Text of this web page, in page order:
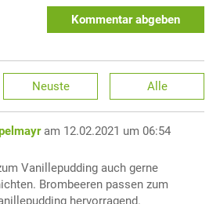
Kommentar abgeben
Neuste Alle
am 12.02.2021 um 06:54
Vanillepudding auch gerne
Brombeeren passen zum
hervorragend.